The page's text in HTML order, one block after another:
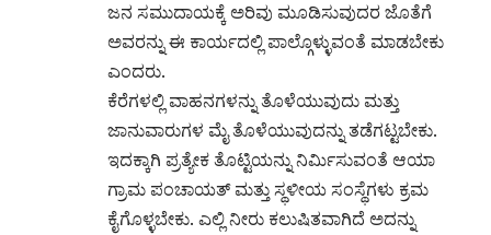
ಜನ ಸಮುದಾಯಕ್ಕೆ ಅರಿವು ಮೂಡಿಸುವುದರ ಜೊತೆಗೆ
ಅವರನ್ನು ಈ ಕಾರ್ಯದಲ್ಲಿ ಪಾಲ್ಗೊಳ್ಳುವಂತೆ ಮಾಡಬೇಕು
ಎಂದರು.
ಕೆರೆಗಳಲ್ಲಿ ವಾಹನಗಳನ್ನು ತೊಳೆಯುವುದು ಮತ್ತು
ಜಾನುವಾರುಗಳ ಮೈ ತೊಳೆಯುವುದನ್ನು ತಡೆಗಟ್ಟಬೇಕು.
ಇದಕ್ಕಾಗಿ ಪ್ರತ್ಯೇಕ ತೊಟ್ಟಿಯನ್ನು ನಿರ್ಮಿಸುವಂತೆ ಆಯಾ
ಗ್ರಾಮ ಪಂಚಾಯತ್ ಮತ್ತು ಸ್ಥಳೀಯ ಸಂಸ್ಥೆಗಳು ಕ್ರಮ
ಕೈಗೊಳ್ಳಬೇಕು. ಎಲ್ಲಿ ನೀರು ಕಲುಷಿತವಾಗಿದೆ ಅದನ್ನು